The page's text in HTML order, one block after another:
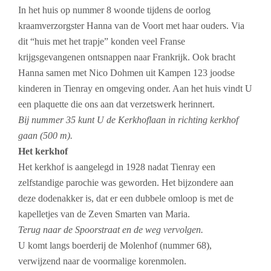
In het huis op nummer 8 woonde tijdens de oorlog
kraamverzorgster Hanna van de Voort met haar ouders. Via
dit “huis met het trapje” konden veel Franse
krijgsgevangenen ontsnappen naar Frankrijk. Ook bracht
Hanna samen met Nico Dohmen uit Kampen 123 joodse
kinderen in Tienray en omgeving onder. Aan het huis vindt U
een plaquette die ons aan dat verzetswerk herinnert.
Bij nummer 35 kunt U de Kerkhoflaan in richting kerkhof
gaan (500 m).
Het kerkhof
Het kerkhof is aangelegd in 1928 nadat Tienray een
zelfstandige parochie was geworden. Het bijzondere aan
deze dodenakker is, dat er een dubbele omloop is met de
kapelletjes van de Zeven Smarten van Maria.
Terug naar de Spoorstraat en de weg vervolgen.
U komt langs boerderij de Molenhof (nummer 68),
verwijzend naar de voormalige korenmolen.